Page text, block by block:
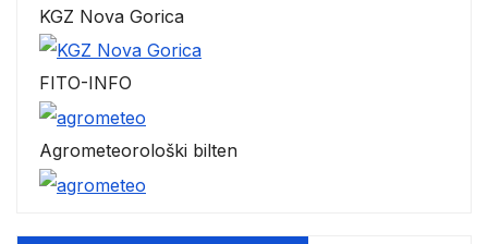
KGZ Nova Gorica
FITO-INFO
Agrometeorološki bilten